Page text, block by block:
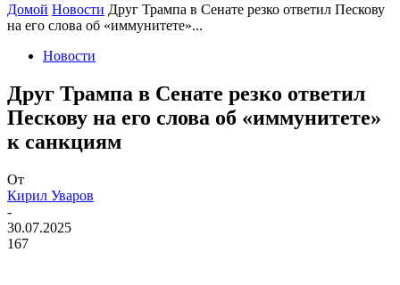
Домой Новости Друг Трампа в Сенате резко ответил Пескову
на его слова об «иммунитете»...
Новости
Друг Трампа в Сенате резко ответил
Пескову на его слова об «иммунитете»
к санкциям
От
Кирил Уваров
-
30.07.2025
167